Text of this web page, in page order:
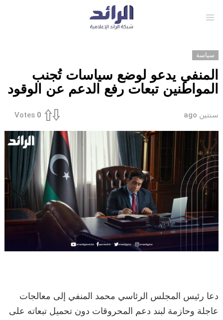
سياسة
المنفي يدعو لوضع سياسات تُجنب
المواطنين تبعات رفع الدعم عن الوقود
سنتين ago 0
Votes
دعا رئيس المجلس الرئاسي محمد المنفي إلى معالجات
عاجلة وحازمة لبند دعم المحروقات دون تحميل تبعاته على